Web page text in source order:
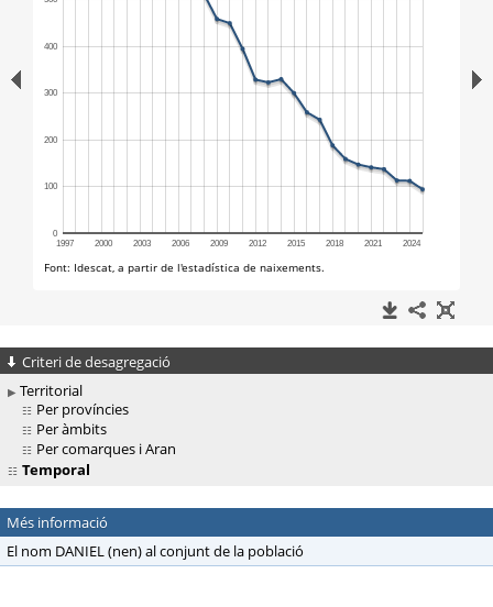
Criteri de desagregació
Territorial
Per províncies
Per àmbits
Per comarques i Aran
Temporal
Més informació
El nom DANIEL (nen) al conjunt de la població